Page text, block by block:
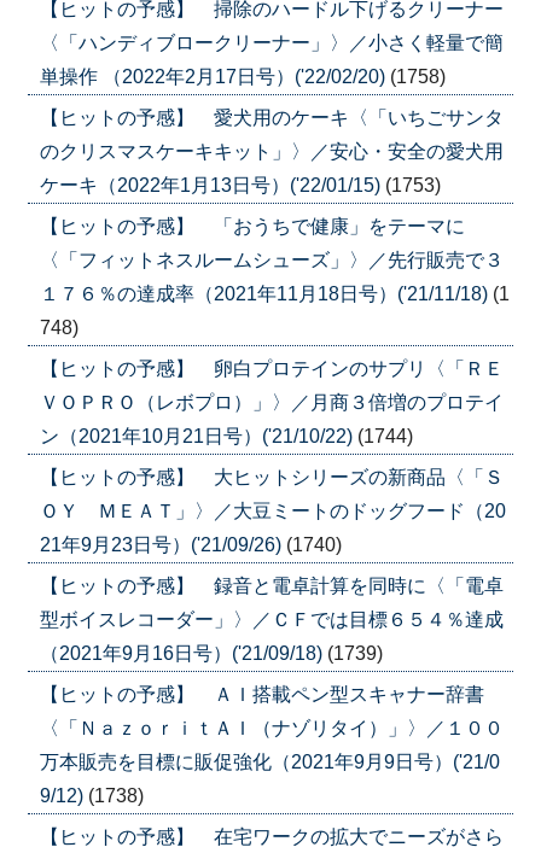
【ヒットの予感】 掃除のハードル下げるクリーナー
〈「ハンディブロークリーナー」〉／小さく軽量で簡
単操作 （2022年2月17日号）('22/02/20) (1758)
【ヒットの予感】 愛犬用のケーキ〈「いちごサンタ
のクリスマスケーキキット」〉／安心・安全の愛犬用
ケーキ（2022年1月13日号）('22/01/15) (1753)
【ヒットの予感】 「おうちで健康」をテーマに
〈「フィットネスルームシューズ」〉／先行販売で３
１７６％の達成率（2021年11月18日号）('21/11/18) (1
748)
【ヒットの予感】 卵白プロテインのサプリ〈「ＲＥ
ＶＯＰＲＯ（レボプロ）」〉／月商３倍増のプロテイ
ン（2021年10月21日号）('21/10/22) (1744)
【ヒットの予感】 大ヒットシリーズの新商品〈「Ｓ
ＯＹ ＭＥＡＴ」〉／大豆ミートのドッグフード（20
21年9月23日号）('21/09/26) (1740)
【ヒットの予感】 録音と電卓計算を同時に〈「電卓
型ボイスレコーダー」〉／ＣＦでは目標６５４％達成
（2021年9月16日号）('21/09/18) (1739)
【ヒットの予感】 ＡＩ搭載ペン型スキャナー辞書
〈「ＮａｚｏｒｉｔＡＩ（ナゾリタイ）」〉／１００
万本販売を目標に販促強化（2021年9月9日号）('21/0
9/12) (1738)
【ヒットの予感】 在宅ワークの拡大でニーズがさら